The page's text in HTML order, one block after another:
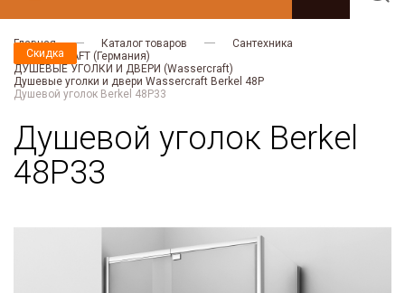
Главная Каталог товаров
Сантехника
WASSERCRAFT (Германия)
ДУШЕВЫЕ УГОЛКИ И ДВЕРИ (Wassercraft)
Душевые уголки и двери Wassercraft Berkel 48P
Душевой уголок Berkel 48P33
Душевой уголок Berkel
48P33
Скидка
Скидка